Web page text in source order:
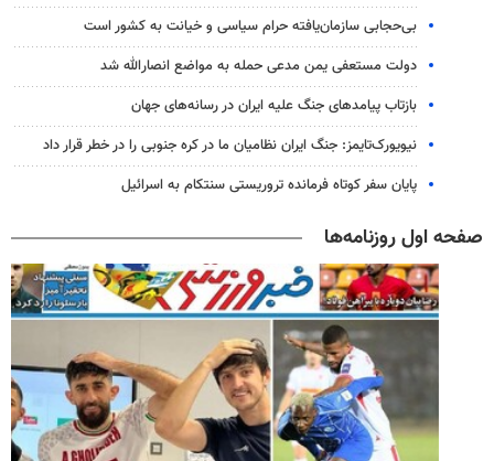
بی‌حجابی سازمان‌یافته حرام سیاسی و خیانت به کشور است
دولت مستعفی یمن مدعی حمله به مواضع انصارالله شد
بازتاب پیامدهای جنگ علیه ایران در رسانه‌های جهان
نیویورک‌تایمز: جنگ ایران نظامیان ما در کره جنوبی را در خطر قرار داد
پایان سفر کوتاه فرمانده تروریستی سنتکام به اسرائیل
صفحه اول روزنامه‌ها